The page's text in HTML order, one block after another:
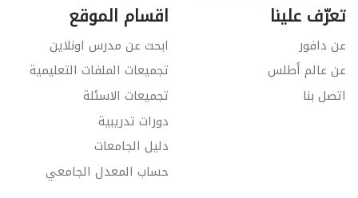
تعرّف علينا
عن دافور
عن عالم أطلس
اتصل بنا
اقسام الموقع
ابحث عن مدرس اونلاين
تجميعات الملفات التعليمية
تجميعات الاسئلة
دورات تدريبية
دليل الجامعات
حساب المعدل الجامعي